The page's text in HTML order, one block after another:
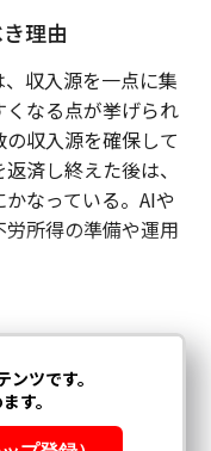
理由
収入源を一点に集
なる点が挙げられ
収入源を確保して
済し終えた後は、
なっている。AIや
所得の準備や運用